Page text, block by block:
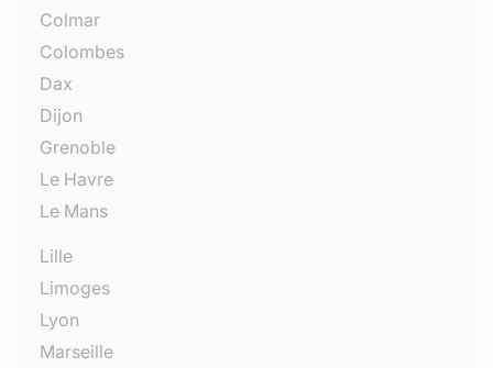
Colmar
Colombes
Dax
Dijon
Grenoble
Le Havre
Le Mans
Lille
Limoges
Lyon
Marseille